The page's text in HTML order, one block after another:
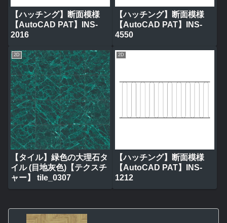
【ハッチング】断面模様
【AutoCAD PAT】INS-
2016
【ハッチング】断面模様
【AutoCAD PAT】INS-
4550
2D
【タイル】緑色の大理石タ
イル (目地灰色)【テクスチ
ャー】 tile_0307
2D
【ハッチング】断面模様
【AutoCAD PAT】INS-
1212